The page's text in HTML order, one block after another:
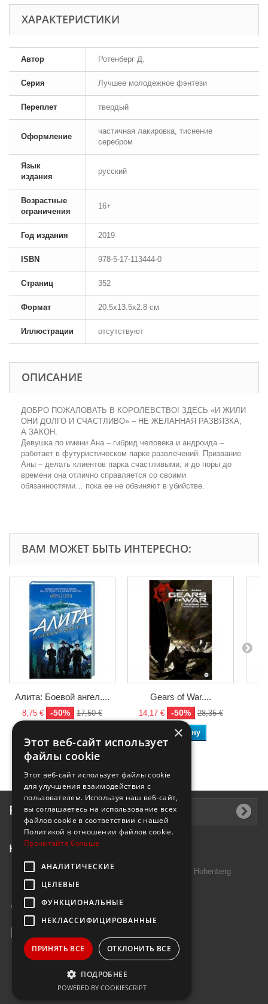
ХАРАКТЕРИСТИКИ
Автор Ротенберг Д.
Серия Лучшее молодежное фэнтези
Переплет твердый
Оформление
частичная лакировка, тиснение
серебром
Язык
издания
русский
Возрастные
ограничения
16+
Год издания 2019
ISBN 978-5-17-113444-0
Страниц 352
Формат 20.5x13.5x2.8 см
Иллюстрации отсутствуют
ОПИСАНИЕ
ДОБРО ПОЖАЛОВАТЬ В КОРОЛЕВСТВО! ЗДЕСЬ «И ЖИЛИ
ОНИ ДОЛГО И СЧАСТЛИВО» – НЕ ЖЕЛАННАЯ РАЗВЯЗКА,
А ЗАКОН.
Девушка по имени Ана – гибрид человека и андроида –
работает в футуристическом парке развлечений. Призвание
Аны – делать клиентов парка счастливыми, и до поры до
времени она отлично справляется со своими
обязанностями… пока ее не обвиняют в убийстве.
ВАМ МОЖЕТ БЫТЬ ИНТЕРЕСНО:
Алита: Боевой ангел....
8,75 € -50% 17,50 €
Gears of War....
14,17 € -50% 28,35 €
В корзину
Рассылка
Контактная информация
Introtek GmbH, Hutschenreuther Str. 13 95691 Hohenberg
Deutschland
Звоните нам:
×
Этот веб-сайт использует
файлы cookie
Этот веб-сайт использует файлы cookie
для улучшения взаимодействия с
пользователем. Используя наш веб-сайт,
вы соглашаетесь на использование всех
файлов cookie в соответствии с нашей
Политикой в ​​отношении файлов cookie.
Прочитайте больше
АНАЛИТИЧЕСКИЕ
ЦЕЛЕВЫЕ
ФУНКЦИОНАЛЬНЫЕ
НЕКЛАССИФИЦИРОВАННЫЕ
ПРИНЯТЬ ВСЕ ОТКЛОНИТЬ ВСЕ
ПОДРОБНЕЕ
POWERED BY COOKIESCRIPT